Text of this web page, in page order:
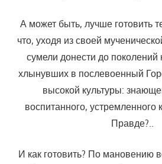
А может быть, лучше готовить
что, уходя из своей
сумели донести до поколений
хлынувших в послевоенный
высокой культуры:
воспитанного, устремленного
Правде?..
И как готовить? По мановению